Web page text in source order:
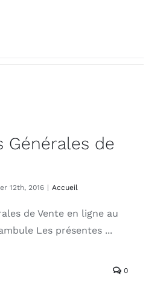
Générales de
12th, 2016 | Accueil
de Vente en ligne au
Les présentes ...
0